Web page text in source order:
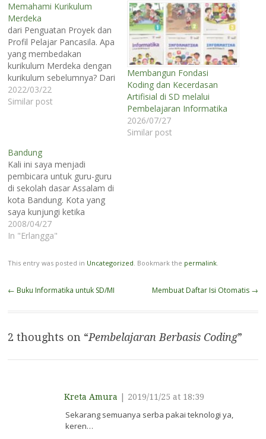
Memahami Kurikulum
Merdeka
dari Penguatan Proyek dan
Profil Pelajar Pancasila. Apa
yang membedakan
kurikulum Merdeka dengan
kurikulum sebelumnya? Dari
persepsi saya, kurikulum
Merdeka memberikan
pengerjaan proyek maka
siswa belajar memahami
kualitas ataupun karakter
dan kompetensi yang harus
mereka bangun, seperti
Beriman, Bertakwa
kepada…
2022/03/22
Similar post
Membangun Fondasi
Koding dan Kecerdasan
Artifisial di SD melalui
Pembelajaran Informatika
2026/07/27
Similar post
Bandung
Kali ini saya menjadi
pembicara untuk guru-guru
di sekolah dasar Assalam di
kota Bandung. Kota yang
saya kunjungi ketika
weekend :). Tema hari ini
adalah Pembelajaran
Ditemani Bapak Agus,
untuk Asmen kota
Marcom, Bapak Yanto
2008/04/27
In "Erlangga"
This entry was posted in Uncategorized . Bookmark the permalink.
Post
← Buku Informatika untuk SD/MI Membuat Daftar Isi Otomatis →
2 thoughts on “Pembelajaran Berbasis Coding”
Kreta Amura | 2019/11/25 at 18:39
Sekarang semuanya serba pakai teknologi ya,
keren…